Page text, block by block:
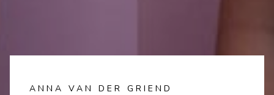
ANNA VAN DER GRIEND